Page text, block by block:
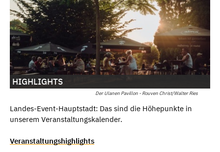
Der Ulanen Pavillon - Rouven Christ/Walter Ries
HIGHLIGHTS
Landes-Event-Hauptstadt: Das sind die Höhepunkte in
unserem Veranstaltungskalender.
Veranstaltungshighlights